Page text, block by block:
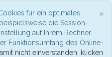
×
für ein optimales
die Session-
auf Ihrem Rechner
Funktionsumfang des Online-
nicht einverstanden, klicken